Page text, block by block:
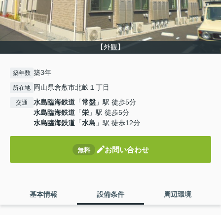
【外観】
築年数 築3年
所在地 岡山県倉敷市北畝１丁目
交通 水島臨海鉄道 「常盤 」駅 徒歩5分
水島臨海鉄道 「栄 」駅 徒歩5分
水島臨海鉄道 「水島 」駅 徒歩12分
無料 お問い合わせ
基本情報 設備条件 周辺環境